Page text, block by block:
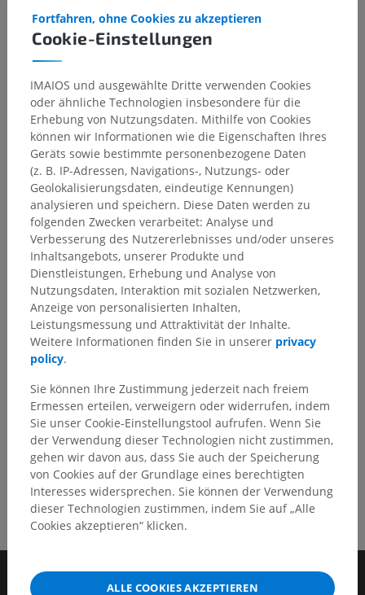
Exzitatorisches Interneuron
Darunterliegende Strukturen:Für dieses anatomische
Teil gibt es keine zugehörigen Strukturen
Übersetzungen
Sie haben einen Fehler gefunden?
Sie können gerne eine Berichtigung, Übersetzung oder
inhaltliche Verbesserung vorschlagen.
Ein Problem melden
HOLE SIE SICH DIE APP
Cookie-Einstellungen
Fortfahren, ohne Cookies zu akzeptieren
IMAIOS und ausgewählte Dritte verwenden Cookies
oder ähnliche Technologien insbesondere für die
Erhebung von Nutzungsdaten. Mithilfe von Cookies
können wir Informationen wie die Eigenschaften Ihres
Geräts sowie bestimmte personenbezogene Daten
(z. B. IP-Adressen, Navigations-, Nutzungs- oder
Geolokalisierungsdaten, eindeutige Kennungen)
analysieren und speichern. Diese Daten werden zu
folgenden Zwecken verarbeitet: Analyse und
Verbesserung des Nutzererlebnisses und/oder unseres
Inhaltsangebots, unserer Produkte und
Dienstleistungen, Erhebung und Analyse von
Nutzungsdaten, Interaktion mit sozialen Netzwerken,
Anzeige von personalisierten Inhalten,
Leistungsmessung und Attraktivität der Inhalte.
Weitere Informationen finden Sie in unserer privacy
policy.
Sie können Ihre Zustimmung jederzeit nach freiem
Ermessen erteilen, verweigern oder widerrufen, indem
Sie unser Cookie-Einstellungstool aufrufen. Wenn Sie
der Verwendung dieser Technologien nicht zustimmen,
gehen wir davon aus, dass Sie auch der Speicherung
von Cookies auf der Grundlage eines berechtigten
Interesses widersprechen. Sie können der Verwendung
dieser Technologien zustimmen, indem Sie auf „Alle
Cookies akzeptieren“ klicken.
ALLE COOKIES AKZEPTIEREN